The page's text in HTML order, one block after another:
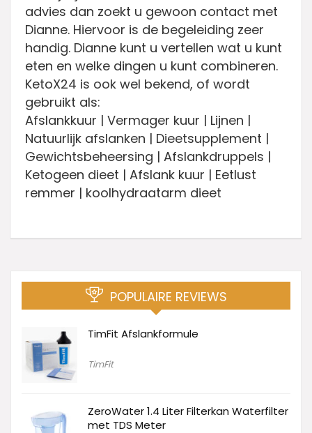
advies dan zoekt u gewoon contact met
Dianne. Hiervoor is de begeleiding zeer
handig. Dianne kunt u vertellen wat u kunt
eten en welke dingen u kunt combineren.
KetoX24 is ook wel bekend, of wordt
gebruikt als:
Afslankkuur | Vermager kuur | Lijnen |
Natuurlijk afslanken | Dieetsupplement |
Gewichtsbeheersing | Afslankdruppels |
Ketogeen dieet | Afslank kuur | Eetlust
remmer | koolhydraatarm dieet
POPULAIRE REVIEWS
TimFit Afslankformule
TimFit
ZeroWater 1.4 Liter Filterkan Waterfilter
met TDS Meter